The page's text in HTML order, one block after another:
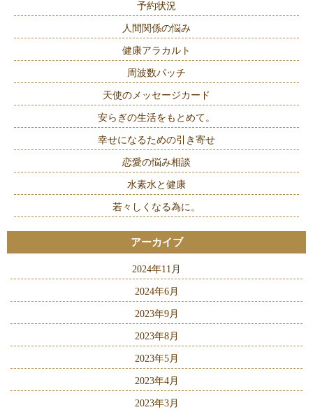
予約状況
人間関係の悩み
健康アラカルト
周波数パッチ
天使のメッセージカード
安らぎの生活をもとめて。
幸せになるための引き寄せ
恋愛の悩み相談
水素水と健康
若々しくなる為に。
アーカイブ
2024年11月
2024年6月
2023年9月
2023年8月
2023年5月
2023年4月
2023年3月